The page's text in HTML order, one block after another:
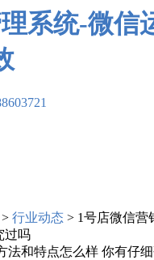
> 行业动态 > 1号店微信营
过吗
法和特点怎么样 你有仔